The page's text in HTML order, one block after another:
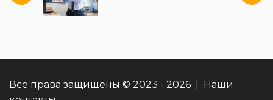
Все права защищены © 2023 - 2026 | Наши